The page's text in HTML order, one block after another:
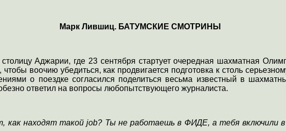
Марк Лившиц. БАТУМСКИЕ СМОТРИНЫ
Аджарии, где 23 сентября стартует очередная шахматная
воочию убедиться, как продвигается подготовка к столь
о поездке согласился поделиться весьма известный в
ответил на вопросы любопытствующего журналиста.
как находят такойjob? Ты не работаешь в ФИДЕ, а тебя включили в